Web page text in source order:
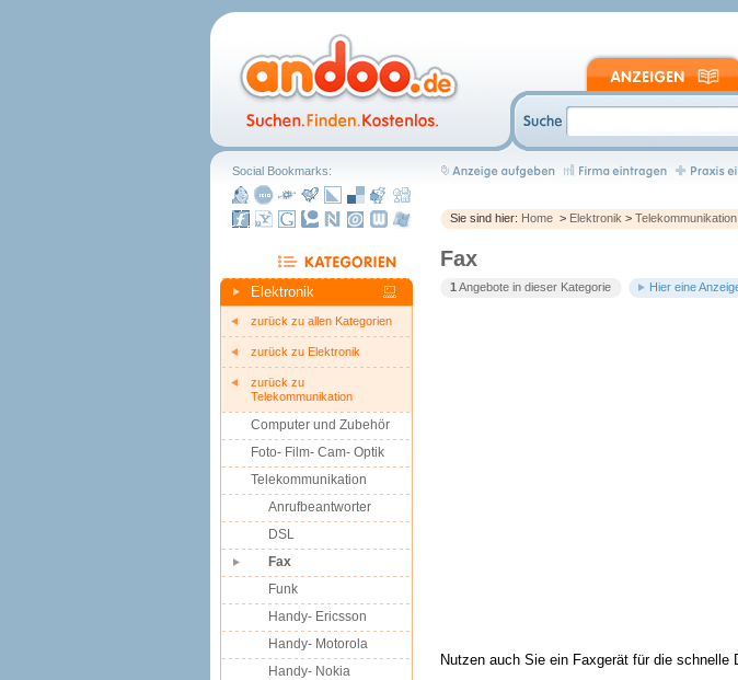
Sie sind hier: Home > Elektronik > Telekommunikation
Fax
1 Angebote in dieser Kategorie Hier eine
Nutzen auch Sie ein Faxgerät für die
Social Bookmarks:
Elektronik
zurück zu allen Kategorien
zurück zu Elektronik
zurück zu
Telekommunikation
Computer und Zubehör
Foto- Film- Cam- Optik
Telekommunikation
Anrufbeantworter
DSL
Fax
Funk
Handy- Ericsson
Handy- Motorola
Handy- Nokia